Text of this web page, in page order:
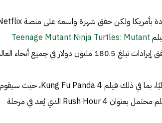
Teenage Mutant Ninja Turtles: Mutant
في جميع أنحاء العالم.
ويعمل النجم الصيني بلا كلل على العديد من المشاريع حاليًا، بما في ذلك فيلم Kung Fu Panda 4، حيث سيقوم
بأداء صوت شخصية Master Monkey، بالإضافة إلى فيلم محتمل بعنوان Rush Hour 4 الذي يُعد في مرحلة